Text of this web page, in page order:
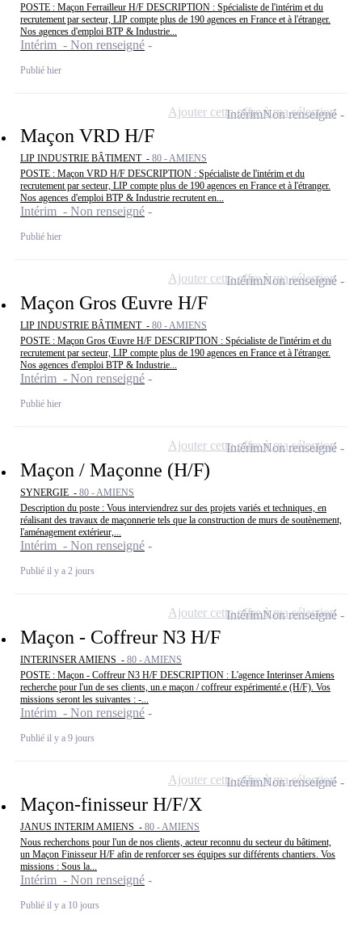
POSTE : Maçon Ferrailleur H/F DESCRIPTION : Spécialiste de l'intérim et du
recrutement par secteur, LIP compte plus de 190 agences en France et à l'étranger.
Nos agences d'emploi BTP & Industrie...
Intérim - Non renseigné
Publié hier
Maçon VRD H/F
LIP INDUSTRIE BÂTIMENT - 80 - AMIENS
POSTE : Maçon VRD H/F DESCRIPTION : Spécialiste de l'intérim et du
recrutement par secteur, LIP compte plus de 190 agences en France et à l'étranger.
Nos agences d'emploi BTP & Industrie recrutent en...
Intérim - Non renseigné
Publié hier
IntérimNon renseigné
Ajouter cette offre à ma sélection
Maçon Gros Œuvre H/F
LIP INDUSTRIE BÂTIMENT - 80 - AMIENS
POSTE : Maçon Gros Œuvre H/F DESCRIPTION : Spécialiste de l'intérim et du
recrutement par secteur, LIP compte plus de 190 agences en France et à l'étranger.
Nos agences d'emploi BTP & Industrie...
Intérim - Non renseigné
Publié hier
IntérimNon renseigné
Ajouter cette offre à ma sélection
Maçon / Maçonne (H/F)
SYNERGIE - 80 - AMIENS
Description du poste : Vous interviendrez sur des projets variés et techniques, en
réalisant des travaux de maçonnerie tels que la construction de murs de soutènement,
l'aménagement extérieur,...
Intérim - Non renseigné
Publié il y a 2 jours
IntérimNon renseigné
Ajouter cette offre à ma sélection
Maçon - Coffreur N3 H/F
INTERINSER AMIENS - 80 - AMIENS
POSTE : Maçon - Coffreur N3 H/F DESCRIPTION : L'agence Interinser Amiens
recherche pour l'un de ses clients, un.e maçon / coffreur expérimenté.e (H/F). Vos
missions seront les suivantes : -...
Intérim - Non renseigné
Publié il y a 9 jours
IntérimNon renseigné
Ajouter cette offre à ma sélection
Maçon-finisseur H/F/X
JANUS INTERIM AMIENS - 80 - AMIENS
Nous recherchons pour l'un de nos clients, acteur reconnu du secteur du bâtiment,
un Maçon Finisseur H/F afin de renforcer ses équipes sur différents chantiers. Vos
missions : Sous la...
Intérim - Non renseigné
Publié il y a 10 jours
IntérimNon renseigné
Ajouter cette offre à ma sélection